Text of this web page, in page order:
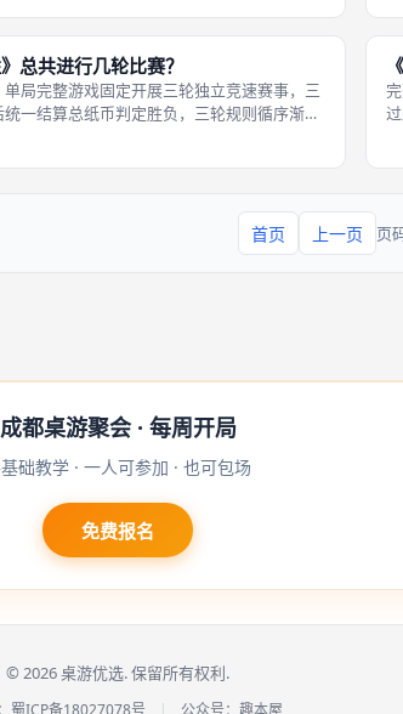
位，是全局第二大收益来源。侧边额外下注
：第一，每轮赛事开局
总共进行几轮比赛？
单局完整游戏固定开展三轮独立竞速赛事，三
一结算总纸币判定胜负，三轮规则循序渐
首页 上一页 页
成都桌游聚会 · 每周开局
础教学 · 一人可参加 · 也可包场
免费报名
© 2026 桌游优选. 保留所有权利.
蜀ICP备18027078号 | 公众号：趣本屋